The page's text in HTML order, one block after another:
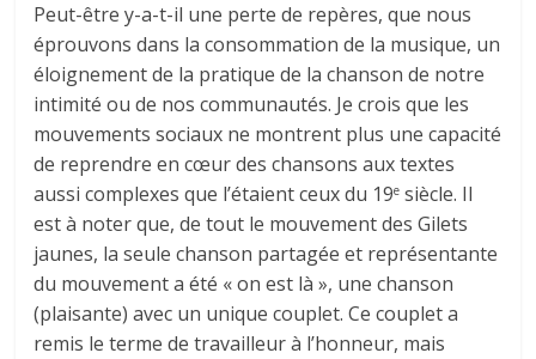
Peut-être y-a-t-il une perte de repères, que nous
éprouvons dans la consommation de la musique, un
éloignement de la pratique de la chanson de notre
intimité ou de nos communautés. Je crois que les
mouvements sociaux ne montrent plus une capacité
de reprendre en cœur des chansons aux textes
aussi complexes que l’étaient ceux du 19e siècle. Il
est à noter que, de tout le mouvement des Gilets
jaunes, la seule chanson partagée et représentante
du mouvement a été « on est là », une chanson
(plaisante) avec un unique couplet. Ce couplet a
remis le terme de travailleur à l’honneur, mais